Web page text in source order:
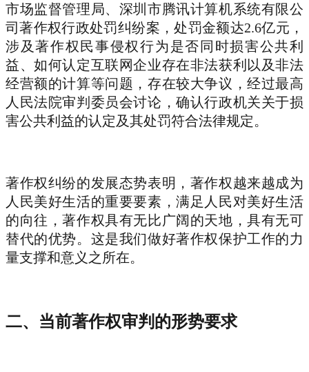
市场监督管理局、深圳市腾讯计算机系统有限公
司著作权行政处罚纠纷案，处罚金额达2.6亿元，
涉及著作权民事侵权行为是否同时损害公共利
益、如何认定互联网企业存在非法获利以及非法
经营额的计算等问题，存在较大争议，经过最高
人民法院审判委员会讨论，确认行政机关关于损
害公共利益的认定及其处罚符合法律规定。
著作权纠纷的发展态势表明，著作权越来越成为
人民美好生活的重要要素，满足人民对美好生活
的向往，著作权具有无比广阔的天地，具有无可
替代的优势。这是我们做好著作权保护工作的力
量支撑和意义之所在。
二、当前著作权审判的形势要求